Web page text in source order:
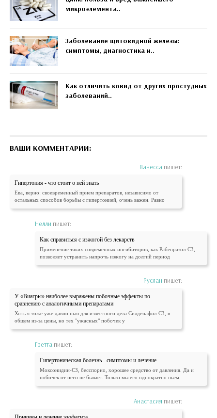
микроэлемента..
Заболевание щитовидной железы:
симптомы, диагностика и..
Как отличить ковид от других простудных
заболеваний..
ВАШИ КОММЕНТАРИИ:
Ванесса пишет:
Гипертония - что стоит о ней знать
Ева, верно: своевременный прием препаратов, независимо от
остальных способов борьбы с гипертонией, очень важен. Равно
Нелли пишет:
Как справиться с изжогой без лекарств
Применение таких современных ингибиторов, как Рабепразол-СЗ,
позволяет устранить напрочь изжогу на долгий период
Руслан пишет:
У «Виагры» наиболее выражены побочные эффекты по
сравнению с аналогичными препаратами
Хоть я тоже уже давно пью для известного дела Силденафил-СЗ, в
общем из-за цены, но тех "ужасных" побочек у
Гретта пишет:
Гипертоническая болезнь - симптомы и лечение
Моксонидин-СЗ, бесспорно, хорошее средство от давления. Да и
побочек от него не бывает. Только мы его однократно пьем.
Анастасия пишет: